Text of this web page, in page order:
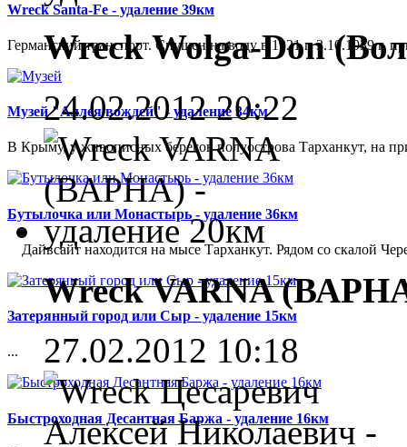
Wreck Santa-Fe - удаление 39км
Германский транспорт. Спущен на воду в 1921 г. 3.10.1939 г.
Музей "Аллея вождей" - удаление 34км
В Крыму, у живописных берегов полуострова Тарханкут, на
Бутылочка или Монастырь - удаление 36км
Дайвсайт находится на мысе Тарханкут. Рядом со скалой
Затерянный город или Сыр - удаление 15км
...
Быстроходная Десантная Баржа - удаление 16км
Wreck Wolga-Don
24.02.2012 20:22
Wreck VARNA
27.02.2012 10:18